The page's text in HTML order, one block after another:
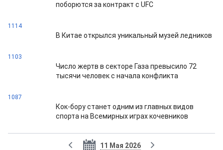
поборются за контракт с UFC
1114
В Китае открылся уникальный музей ледников
1103
Число жертв в секторе Газа превысило 72
тысячи человек с начала конфликта
1087
Кок-бору станет одним из главных видов
спорта на Всемирных играх кочевников
11 Мая 2026